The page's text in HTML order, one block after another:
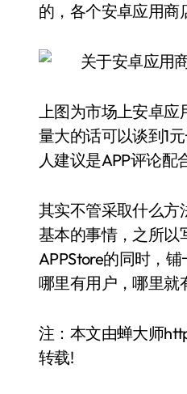
的，各个安卓应用商
上图为市场上安卓应
量大的话可以谈到1
人建议是APP评论配
其实不管采取什么方
基本的事情，之所以
APPStore的同时，
哪里有用户，哪里就
注：本文由蝉大师
转载!